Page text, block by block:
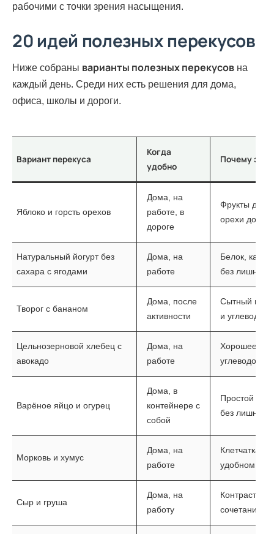
рабочими с точки зрения насыщения.
20 идей полезных перекусов
Ниже собраны варианты полезных перекусов на
каждый день. Среди них есть решения для дома,
офиса, школы и дороги.
Вариант перекуса
Когда
удобно
Почему это
Яблоко и горсть орехов
Дома, на
работе, в
дороге
Фрукты дают
орехи
Натуральный йогурт без
сахара с ягодами
Дома, на
работе
Белок,
без лишней
Творог с бананом
Дома, после
активности
Сытный и
и углеводами
Цельнозерновой хлебец с
авокадо
Дома, на
работе
Хорошее
углеводов и
Варёное яйцо и огурец
Дома, в
контейнере с
собой
Простой и
без лишних
Морковь и хумус
Дома, на
работе
Клетчатка и
удобном
Сыр и груша
Дома, на
работу
Контраст
сочетание